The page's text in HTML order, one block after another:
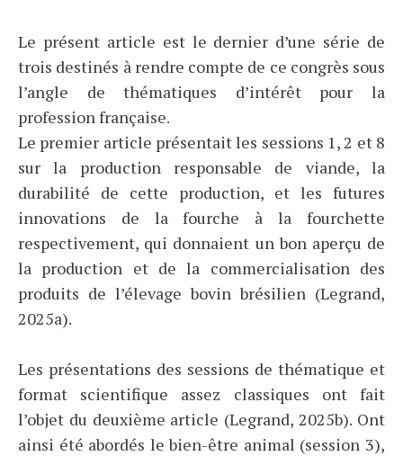
Le présent article est le dernier d’une série de
trois destinés à rendre compte de ce congrès sous
l’angle de thématiques d’intérêt pour la
profession française.
Le premier article présentait les sessions 1, 2 et 8
sur la production responsable de viande, la
durabilité de cette production, et les futures
innovations de la fourche à la fourchette
respectivement, qui donnaient un bon aperçu de
la production et de la commercialisation des
produits de l’élevage bovin brésilien (Legrand,
2025a).
Les présentations des sessions de thématique et
format scientifique assez classiques ont fait
l’objet du deuxième article (Legrand, 2025b). Ont
ainsi été abordés le bien-être animal (session 3),